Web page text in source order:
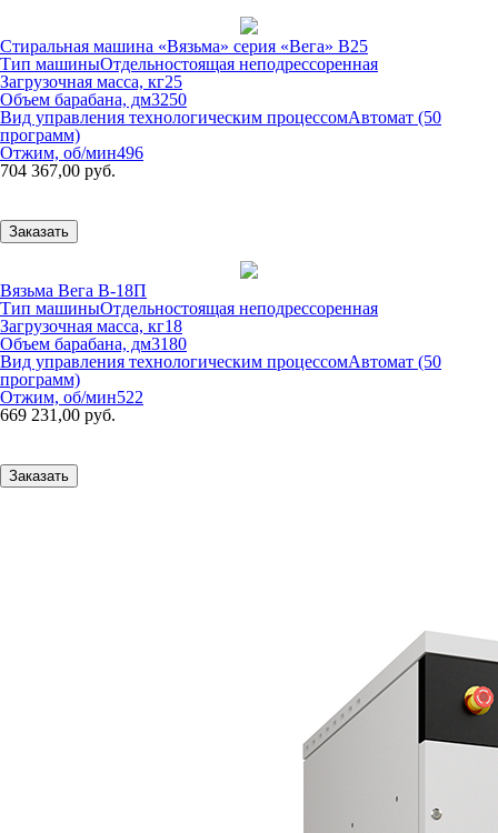
Стиральная машина «Вязьма» серия «Вега» В25
Тип машиныОтдельностоящая неподрессоренная
Загрузочная масса, кг25
Объем барабана, дм3250
Вид управления технологическим процессомАвтомат (50
программ)
Отжим, об/мин496
704 367,00 руб.
Заказать
Вязьма Вега В-18П
Тип машиныОтдельностоящая неподрессоренная
Загрузочная масса, кг18
Объем барабана, дм3180
Вид управления технологическим процессомАвтомат (50
программ)
Отжим, об/мин522
669 231,00 руб.
Заказать